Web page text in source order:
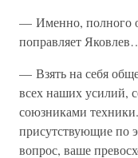
— Именно, полного
поправляет
— Взять на себя
всех наших усилий,
союзниками
присутствующие по
вопрос, ваше